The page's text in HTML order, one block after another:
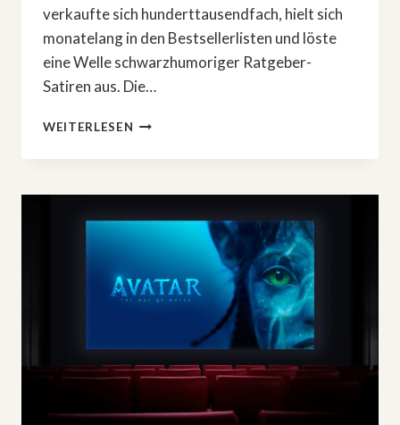
verkaufte sich hunderttausendfach, hielt sich
monatelang in den Bestsellerlisten und löste
eine Welle schwarzhumoriger Ratgeber-
Satiren aus. Die…
WEITERLESEN NETFLIX-
MORDEN«:
DER
COMEDY-
DURCHSTARTET